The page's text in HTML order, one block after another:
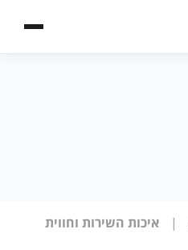
|
איכות השירות וחווית